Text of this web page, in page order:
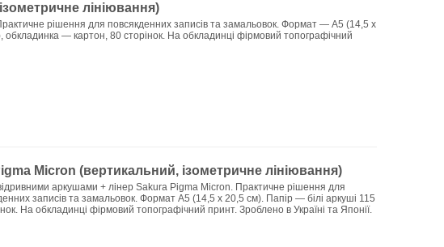
лініювання)
рішення для повсякденних записів та замальовок. Формат — А5 (14,5 х
обкладинка — картон, 80 сторінок. На обкладинці фірмовий топографічний
Micron (вертикальний, ізометричне лініювання)
аркушами + лінер Sakura Pigma Micron. Практичне рішення для
записів та замальовок. Формат А5 (14,5 х 20,5 см). Папір — білі аркуші 115
На обкладинці фірмовий топографічний принт. Зроблено в Україні та Японії.